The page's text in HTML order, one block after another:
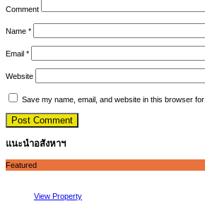
Comment
Name *
Email *
Website
Save my name, email, and website in this browser
แนะนำอสังหาฯ
Featured
View Property